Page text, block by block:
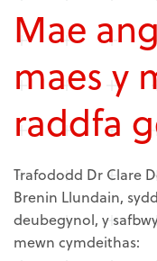
Mae
maes y
raddfa
Trafododd Dr Clare
Brenin Llundain,
deubegynol, y
mewn cymdeithas: